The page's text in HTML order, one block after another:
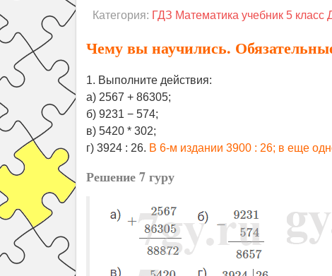
Категория: ГДЗ Математика учебник 5
Чему вы научились.
1. Выполните действия:
а) 2567 + 86305;
б) 9231 − 574;
в) 5420 * 302;
г) 3924 : 26. В 6-м издании 3900 : 26; в еще
Решение 7 гуру